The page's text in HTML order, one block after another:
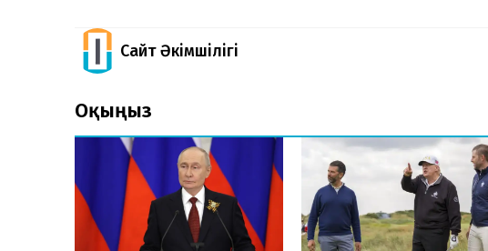
Сайт Әкімшілігі
Оқыңыз